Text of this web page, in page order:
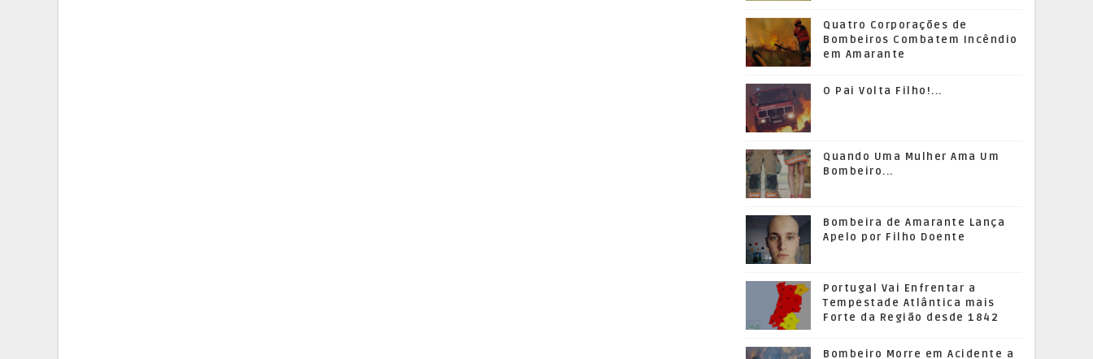
Quatro Corporações de
Bombeiros Combatem Incêndio
em Amarante
O Pai Volta Filho!...
Quando Uma Mulher Ama Um
Bombeiro...
Bombeira de Amarante Lança
Apelo por Filho Doente
Portugal Vai Enfrentar a
Tempestade Atlântica mais
Forte da Região desde 1842
Bombeiro Morre em Acidente a